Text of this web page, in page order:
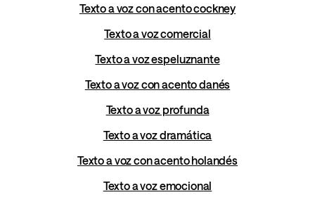
Texto a voz con acento cockney
Texto a voz comercial
Texto a voz espeluznante
Texto a voz con acento danés
Texto a voz profunda
Texto a voz dramática
Texto a voz con acento holandés
Texto a voz emocional